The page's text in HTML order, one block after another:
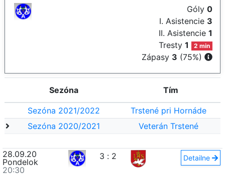
Góly 0
I. Asistencie 3
II. Asistencie 1
Tresty1 2 min
Zápasy 3 (75%)
Sezóna Tím
Sezóna 2021/2022
Trstené pri Hornáde
Sezóna 2020/2021
Veterán Trstené
28.09.20
Pondelok
20:30
3 : 2 Detailne